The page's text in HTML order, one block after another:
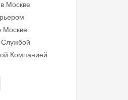
Москве
Москве
Службой
Компанией